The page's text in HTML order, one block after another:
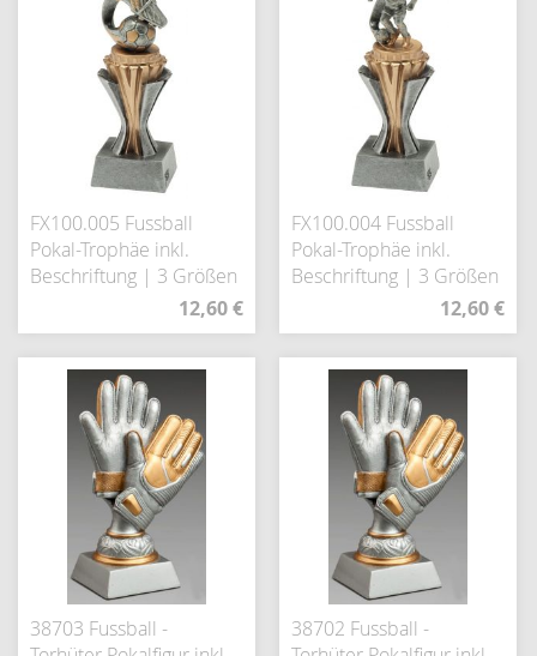
FX100.005 Fussball
Pokal-Trophäe inkl.
Beschriftung | 3 Größen
12,60 €
FX100.004 Fussball
Pokal-Trophäe inkl.
Beschriftung | 3 Größen
12,60 €
38703 Fussball -
38702 Fussball -